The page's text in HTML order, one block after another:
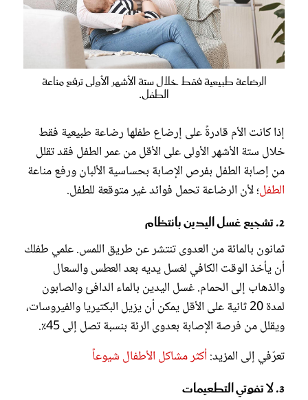
الرضاعة طبيعية فقط خلال ستة الأشهر الأولى ترفع مناعة
الطفل.
إذا كانت الأم قادرةً على إرضاع طفلها رضاعة طبيعية فقط
خلال ستة الأشهر الأولى على الأقل من عمر الطفل فقد تقلل
من إصابة الطفل بفرص الإصابة بحساسية الألبان ورفع مناعة
الطفل؛ لأن الرضاعة تحمل فوائد غير متوقعة للطفل.
2. تشجيع غسل اليدين بانتظام
ثمانون بالمائة من العدوى تنتشر عن طريق اللمس. علمي طفلك
أن يأخذ الوقت الكافي لغسل يديه بعد العطس والسعال
والذهاب إلى الحمام. غسل اليدين بالماء الدافئ والصابون
لمدة 20 ثانية على الأقل يمكن أن يزيل البكتيريا والفيروسات،
ويقلل من فرصة الإصابة بعدوى الرئة بنسبة تصل إلى 45٪.
تعرّفي إلى المزيد:أكثر مشاكل الأطفال شيوعاً
3. لا تفوتي التطعيمات